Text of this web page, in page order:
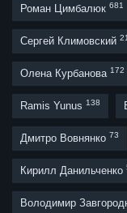
Роман Цимбалюк 681
Сергей Климовский
Олена Курбанова 172
Ramis Yunus 138
Дмитро Вовнянко 73
Кирилл Данильченко
Володимир